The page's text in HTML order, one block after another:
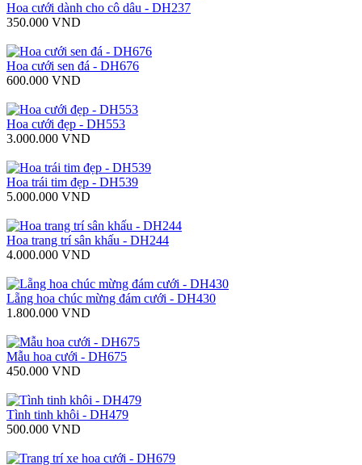
Hoa cưới dành cho cô dâu - DH237
350.000 VND
Hoa cưới sen đá - DH676
600.000 VND
Hoa cưới đẹp - DH553
3.000.000 VND
Hoa trái tim đẹp - DH539
5.000.000 VND
Hoa trang trí sân khấu - DH244
4.000.000 VND
Lẵng hoa chúc mừng đám cưới - DH430
1.800.000 VND
Mẫu hoa cưới - DH675
450.000 VND
Tình tinh khôi - DH479
500.000 VND